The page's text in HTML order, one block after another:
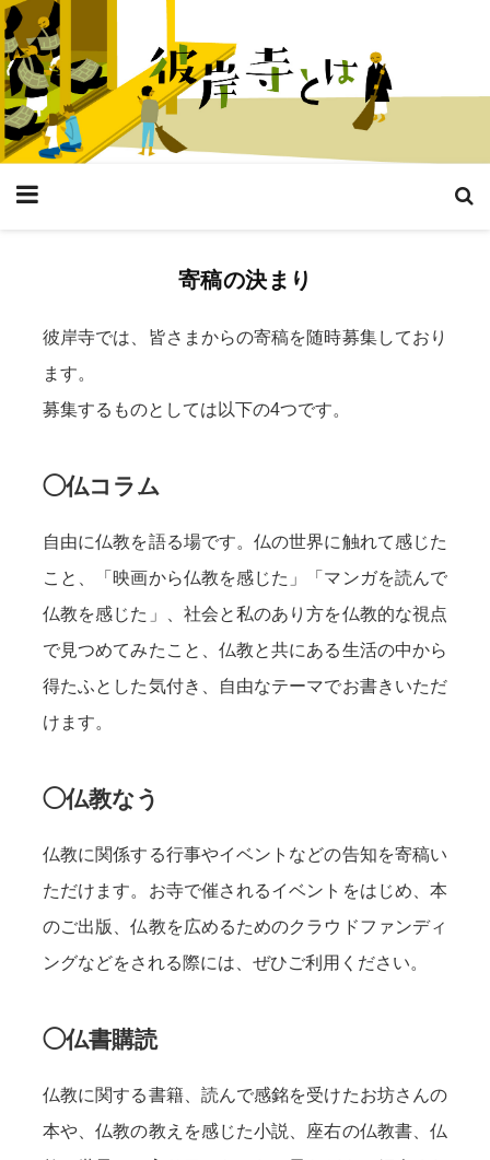
寄稿の決まり
彼岸寺では、皆さまからの寄稿を随時募集しており
ます。
募集するものとしては以下の4つです。
◯仏コラム
自由に仏教を語る場です。仏の世界に触れて感じた
こと、「映画から仏教を感じた」「マンガを読んで
仏教を感じた」、社会と私のあり方を仏教的な視点
で見つめてみたこと、仏教と共にある生活の中から
得たふとした気付き、自由なテーマでお書きいただ
けます。
◯仏教なう
仏教に関係する行事やイベントなどの告知を寄稿い
ただけます。お寺で催されるイベントをはじめ、本
のご出版、仏教を広めるためのクラウドファンディ
ングなどをされる際には、ぜひご利用ください。
◯仏書購読
仏教に関する書籍、読んで感銘を受けたお坊さんの
本や、仏教の教えを感じた小説、座右の仏教書、仏